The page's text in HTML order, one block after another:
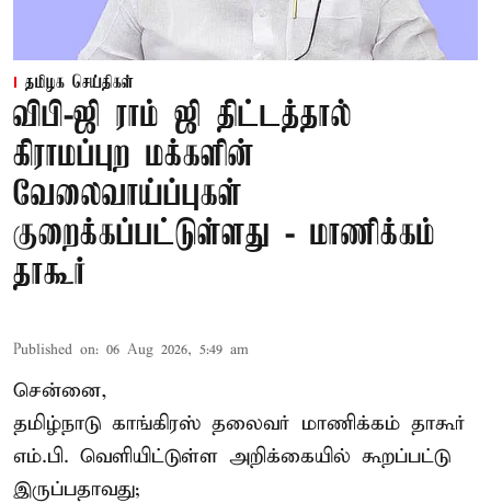
தமிழக செய்திகள்
விபி-ஜி ராம் ஜி திட்டத்தால்
கிராமப்புற மக்களின்
வேலைவாய்ப்புகள்
குறைக்கப்பட்டுள்ளது - மாணிக்கம்
தாகூர்
Published on: 06 Aug 2026, 5:49 am
சென்னை,
தமிழ்நாடு காங்கிரஸ் தலைவர் மாணிக்கம் தாகூர்
எம்.பி. வெளியிட்டுள்ள அறிக்கையில் கூறப்பட்டு
இருப்பதாவது;